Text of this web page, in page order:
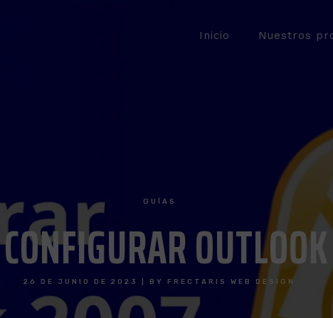
Inicio Nuestros
GUÍAS
26 DE JUNIO DE 2023 BY FRECTARIS WEB DESIGN